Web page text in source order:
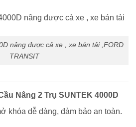
nâng được cả xe , xe bán tải ,FORD
TRANSIT
Nâng 2 Trụ SUNTEK 4000D
khóa dễ dàng, đảm bảo an toàn.